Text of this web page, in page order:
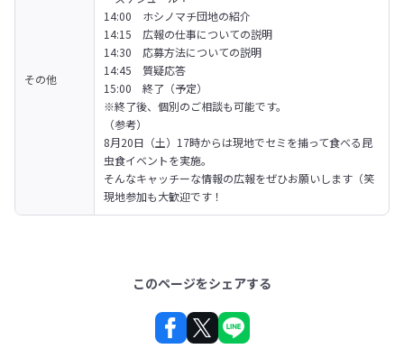
その他
14:00　ホシノマチ団地の紹介
14:15　広報の仕事についての説明
14:30　応募方法についての説明
14:45　質疑応答
15:00　終了（予定）
※終了後、個別のご相談も可能です。
（参考）
8月20日（土）17時からは現地でセミを捕って食べる昆
虫食イベントを実施。
そんなキャッチーな情報の広報をぜひお願いします（笑
現地参加も大歓迎です！
このページをシェアする